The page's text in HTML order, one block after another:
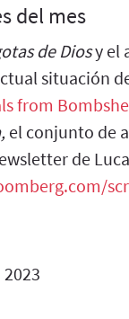
del mes
de Diosy el
situación
from
el conjunto de
de